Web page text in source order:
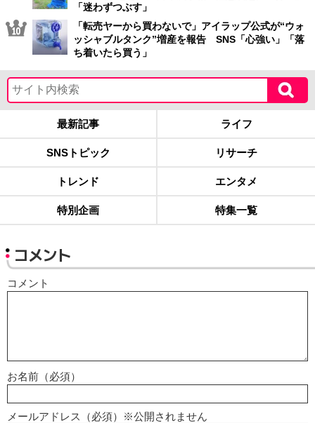
「迷わずつぶす」
「転売ヤーから買わないで」アイラップ公式が“ウォ
ッシャブルタンク”増産を報告 SNS「心強い」「落
ち着いたら買う」
最新記事 ライフ
SNSトピック リサーチ
トレンド エンタメ
特別企画 特集一覧
コメント
コメント
お名前（必須）
メールアドレス（必須）※公開されません